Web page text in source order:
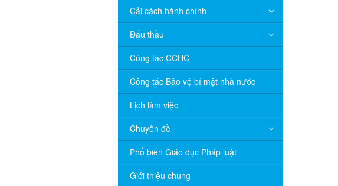
Cải cách hành chính
Đấu thầu
Công tác CCHC
Công tác Bảo vệ bí mật nhà nước
Lịch làm việc
Chuyên đề
Phổ biến Giáo dục Pháp luật
Giới thiệu chung
V/v đề nghị báo cáo hệ thống phân
phối, nhãn hiệu hàng hóa và hoạt động
mua bán khí trên địa bàn tỉnh năm 2025
(nhắc lần 2).
Thông báo bán thanh lý tài sản công